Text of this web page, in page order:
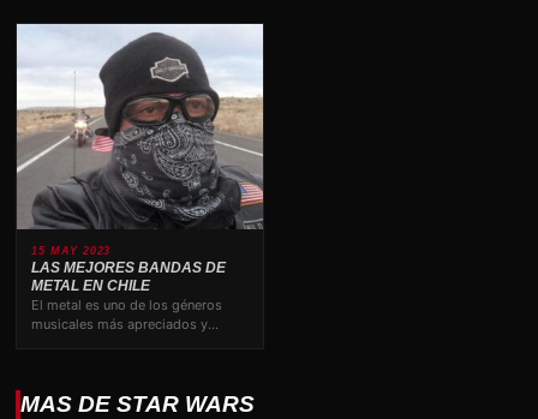
15 MAY 2023
LAS MEJORES BANDAS DE
METAL EN CHILE
El metal es uno de los géneros
musicales más apreciados y
MAS DE STAR WARS